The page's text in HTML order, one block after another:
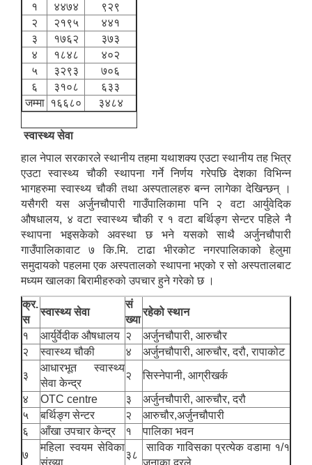
१
४४७४
९२९
२
२१९५
४४१
३
१७६२
३७३
४
१८४८
४०२
५
३२९३
७०६
६
३१०८
६३३
जम्मा १६६८० ३४८४
स्वास्थ्य सेवा
हाल नेपाल सरकारले स्थानीय तहमा यथाशक्य एउटा स्थानीय तह भित्र
एउटा स्वास्थ्य चौकी स्थापना गर्ने निर्णय गरेपछि देशका विभिन्न
भागहरुमा स्वास्थ्य चौकी तथा अस्पतालहरु बन्न लागेका देखिन्छन् ।
यसैगरी यस अर्जुनचौपारी गाउँपालिकामा पनि २ वटा आर्युवेदिक
औषधालय, ४ वटा स्वास्थ्य चौकी र १ वटा बर्थिङ्ग सेन्टर पहिले नै
स्थापना भइसकेको अवस्था छ भने यसको साथै अर्जुनचौपारी
गाउँपालिकावाट ७ कि.मि. टाढा भीरकोट नगरपालिकाको हेलुमा
समुदायको पहलमा एक अस्पतालको स्थापना भएको र सो अस्पतालबाट
मध्यम खालका बिरामीहरुको उपचार हुने गरेको छ ।
क्र.
स
स्वास्थ्य सेवा
सं
ख्या
रहेको स्थान
१
आर्युर्वेदीक औषधालय २
अर्जुनचौपारी, आरुचौर
२
स्वास्थ्य चौकी ४
अर्जुनचौपारी, आरुचौर, दरौ, रापाकोट
३
आधारभूत स्वास्थ्य
सेवा केन्द्र
२
सिस्नेपानी, आग्रीखर्क
४
OTC centre ३
अर्जुनचौपारी, आरुचौर, दरौ
५
बर्थिङ्ग सेन्टर २
आरुचौर,अर्जुनचौपारी
६
आँखा उपचार केन्द्र १
पालिका भवन
७
महिला स्वयम सेविका
३८
साविक गाविसका प्रत्येक वडामा १/१